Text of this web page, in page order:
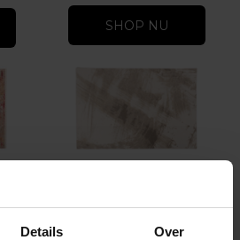
Details Over
SHOP NU
Jairo 11 - Vintage
Jairo 11 - Vintage vloerkleed